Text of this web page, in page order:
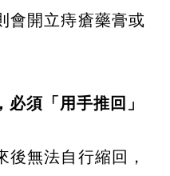
會開立痔瘡藥膏或
須「用手推回」
後無法自行縮回，